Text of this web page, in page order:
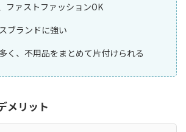
ファストファッションOK
ブランドに強い
く、不用品をまとめて片付けられる
メリット